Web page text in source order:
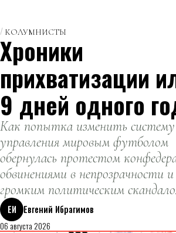
КОЛУМНИСТЫ
Хроники
прихватизации
9 дней одного
Как попытка изменить систему
управления мировым футболом
обернулась протестом
обвинениями в непрозрачности и
громким политическим
ЕИ
Евгений Ибрагимов
06 августа 2026